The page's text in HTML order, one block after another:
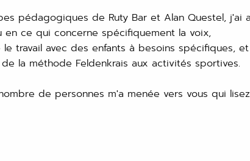
pédagogiques de Ruty Bar et Alan Questel, j'ai
en ce qui concerne spécifiquement la voix,
travail avec des enfants à besoins spécifiques, et
la méthode Feldenkrais aux activités sportives.
de personnes m'a menée vers vous qui